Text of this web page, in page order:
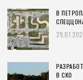
В
В СКО